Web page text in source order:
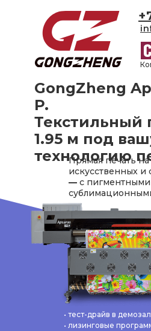
GongZheng
P.
Текстильный
1.95 м под
технологию
• тест-драйв в
• лизинговые
Прямая печать на
искусственных и
— с